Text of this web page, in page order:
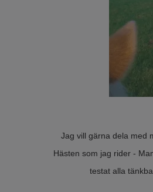
Jag vill gärna dela med
Hästen som jag rider -
testat alla